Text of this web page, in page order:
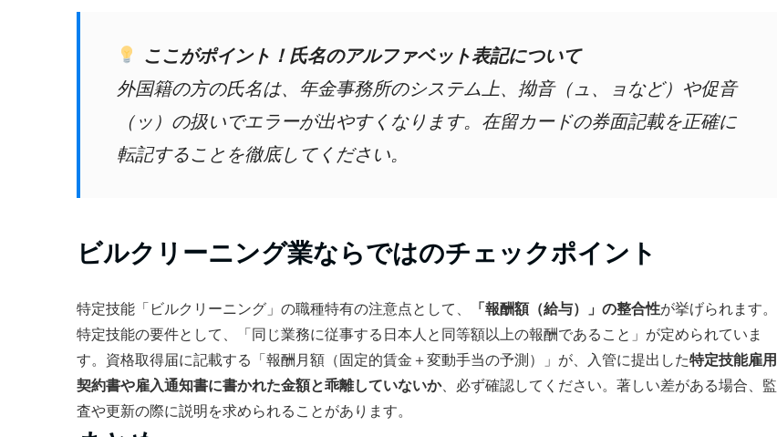
ここがポイント！氏名のアルファベット表記について
外国籍の方の氏名は、年金事務所のシステム上、拗音（ュ、ョなど）や促音
（ッ）の扱いでエラーが出やすくなります。在留カードの券面記載を正確に
転記することを徹底してください。
ビルクリーニング業ならではのチェックポイント
特定技能「ビルクリーニング」の職種特有の注意点として、 「報酬額（給与）」の整合性が挙げられます。
特定技能の要件として、「同じ業務に従事する日本人と同等額以上の報酬であること」が定められていま
す。資格取得届に記載する「報酬月額（固定的賃金＋変動手当の予測）」が、入管に提出した特定技能雇用
契約書や雇入通知書に書かれた金額と乖離していないか、必ず確認してください。著しい差がある場合、監
査や更新の際に説明を求められることがあります。